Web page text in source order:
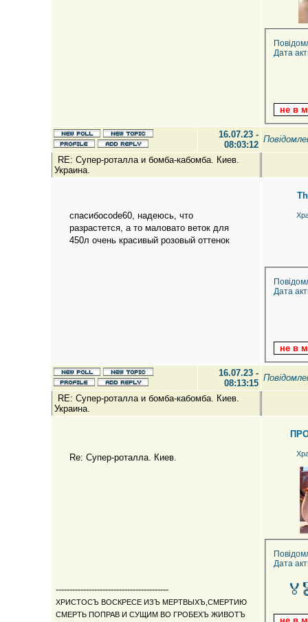
Дата
16.07.23 -
08:03:12
RE: Супер-роталла и бомба-кабомба. Киев.
Украина.
спасибоcode60, надеюсь, что
разрастется, а то маловато веток для
450л очень красивый розовый оттенок
Дата
16.07.23 -
08:13:15
RE: Супер-роталла и бомба-кабомба. Киев.
Украина.
Re: Супер-роталла. Киев.
-----------------------------------------
ХРИСТОСЪ ВОСКРЕСЕ ИЗЪ МЕРТВЫХЪ,СМЕРТИЮ
СМЕРТЬ ПОПРАВ И СУЩИМ ВО ГРОБЕХЪ ЖИВОТЪ
Дата